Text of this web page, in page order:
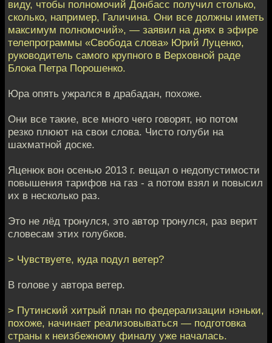
виду, чтобы полномочий Донбасс получил столько,
сколько, например, Галичина. Они все должны иметь
максимум полномочий», — заявил на днях в эфире
телепрограммы «Свобода слова» Юрий Луценко,
руководитель самого крупного в Верховной раде
Блока Петра Порошенко.
Юра опять ужрался в драбадан, похоже.
Они все такие, все много чего говорят, но потом
резко плюют на свои слова. Чисто голуби на
шахматной доске.
Яценюк вон осенью 2013 г. вещал о недопустимости
повышения тарифов на газ - а потом взял и повысил
их в несколько раз.
Это не лёд тронулся, это автор тронулся, раз верит
словесам этих голубков.
> Чувствуете, куда подул ветер?
В голове у автора ветер.
> Путинский хитрый план по федерализации нэньки,
похоже, начинает реализовываться — подготовка
страны к неизбежному финалу уже началась.